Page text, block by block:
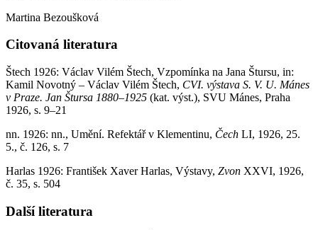
Martina Bezoušková
Citovaná literatura
Štech 1926: Václav Vilém Štech, Vzpomínka na Jana Štursu, in:
Kamil Novotný – Václav Vilém Štech, CVI. výstava S. V. U. Mánes
v Praze. Jan Štursa 1880–1925 (kat. výst.), SVU Mánes, Praha
1926, s. 9–21
nn. 1926: nn., Umění. Refektář v Klementinu, Čech LI, 1926, 25.
5., č. 126, s. 7
Harlas 1926: František Xaver Harlas, Výstavy, Zvon XXVI, 1926,
č. 35, s. 504
Další literatura